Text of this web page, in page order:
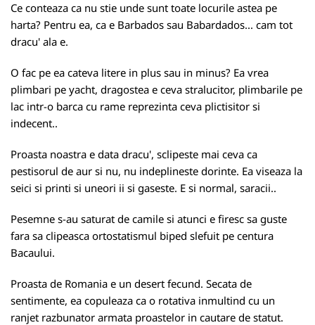
Ce conteaza ca nu stie unde sunt toate locurile astea pe
harta? Pentru ea, ca e Barbados sau Babardados... cam tot
dracu' ala e.
O fac pe ea cateva litere in plus sau in minus? Ea vrea
plimbari pe yacht, dragostea e ceva stralucitor, plimbarile pe
lac intr-o barca cu rame reprezinta ceva plictisitor si
indecent..
Proasta noastra e data dracu', sclipeste mai ceva ca
pestisorul de aur si nu, nu indeplineste dorinte. Ea viseaza la
seici si printi si uneori ii si gaseste. E si normal, saracii..
Pesemne s-au saturat de camile si atunci e firesc sa guste
fara sa clipeasca ortostatismul biped slefuit pe centura
Bacaului.
Proasta de Romania e un desert fecund. Secata de
sentimente, ea copuleaza ca o rotativa inmultind cu un
ranjet razbunator armata proastelor in cautare de statut.